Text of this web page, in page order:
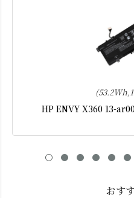
HP ENVY X360 13-
おす